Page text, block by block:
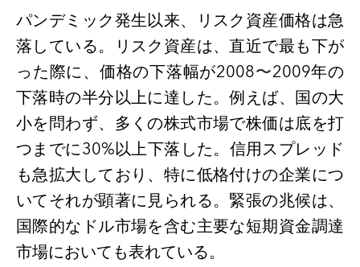
パンデミック発生以来、リスク資産価格は急
落している。リスク資産は、直近で最も下が
った際に、価格の下落幅が2008〜2009年の
下落時の半分以上に達した。例えば、国の大
小を問わず、多くの株式市場で株価は底を打
つまでに30%以上下落した。信用スプレッド
も急拡大しており、特に低格付けの企業につ
いてそれが顕著に見られる。緊張の兆候は、
国際的なドル市場を含む主要な短期資金調達
市場においても表れている。